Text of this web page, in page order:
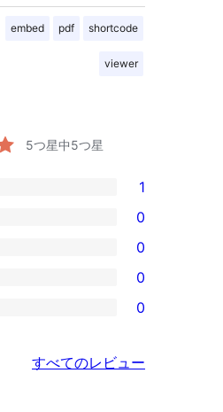
embed pdf shortcode
viewer
5つ星中5つ星
1
0
0
0
0
すべてのレビュー